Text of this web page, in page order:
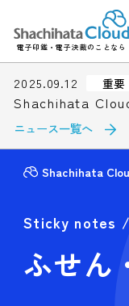
電子印鑑・電子決裁のことなら
2025.09.12 重要
Shachihata
ニュース一覧へ
Shachihata
Sticky notes
ふせん